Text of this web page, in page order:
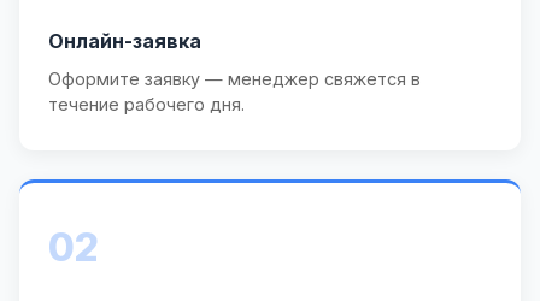
Онлайн-заявка
Оформите заявку — менеджер свяжется в
течение рабочего дня.
02